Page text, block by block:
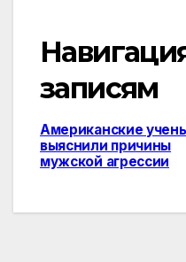
записям
Американские
выяснили причины
мужской агрессии